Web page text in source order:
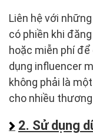
Liên hệ với
có phiền khi
hoặc miễn phí
dụng influencer
không phải là
cho nhiều
2. Sử dụng